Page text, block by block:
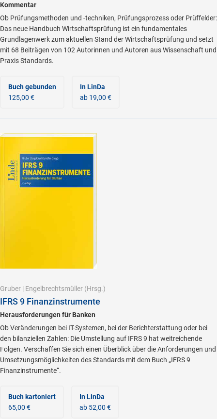
Kommentar
Ob Prüfungsmethoden und -techniken, Prüfungsprozess oder Prüffelder:
Das neue Handbuch Wirtschaftsprüfung ist ein fundamentales
Grundlagenwerk zum aktuellen Stand der Wirtschaftsprüfung und setzt
mit 68 Beiträgen von 102 Autorinnen und Autoren aus Wissenschaft und
Praxis Standards.
Buch gebunden
125,00 €
In LinDa
ab 19,00 €
Gruber | Engelbrechtsmüller (Hrsg.)
IFRS 9 Finanzinstrumente
Herausforderungen für Banken
Ob Veränderungen bei IT-Systemen, bei der Berichterstattung oder bei
den bilanziellen Zahlen: Die Umstellung auf IFRS 9 hat weitreichende
Folgen. Verschaffen Sie sich einen Überblick über die Anforderungen und
Umsetzungsmöglichkeiten des Standards mit dem Buch „IFRS 9
Finanzinstrumente“.
Buch kartoniert
65,00 €
In LinDa
ab 52,00 €